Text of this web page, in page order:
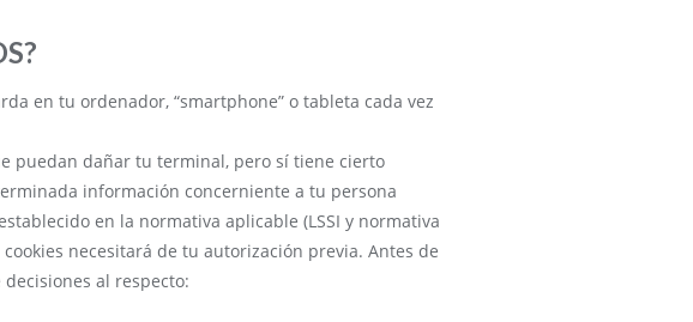
en tu ordenador, “smartphone” o tableta cada vez
puedan dañar tu terminal, pero sí tiene cierto
información concerniente a tu persona
en la normativa aplicable (LSSI y normativa
necesitará de tu autorización previa. Antes de
al respecto: